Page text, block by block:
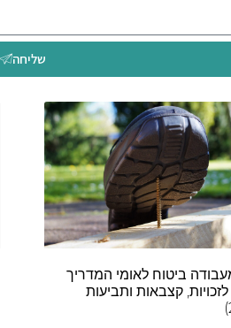
שליחה
ביטוח לאומי המדריך
קצבאות ותביעות